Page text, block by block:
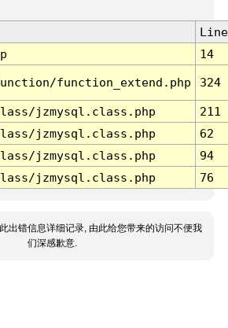
Line
14
function_extend.php 324
jzmysql.class.php
211
jzmysql.class.php
62
jzmysql.class.php
94
jzmysql.class.php 76
出错信息详细记录, 由此给您带来的访问不便我
们深感歉意.